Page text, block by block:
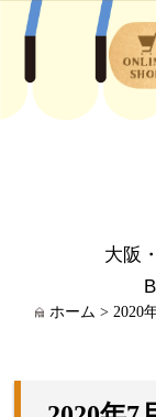
大阪
ホーム > 2020